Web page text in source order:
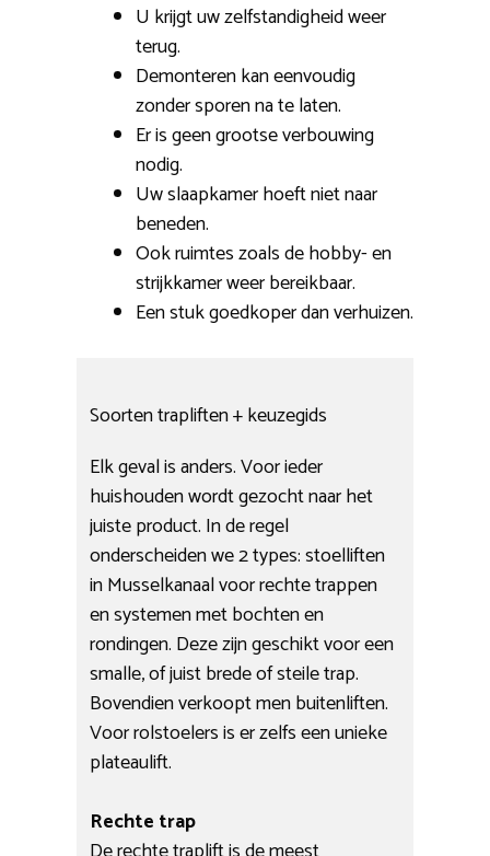
U krijgt uw zelfstandigheid weer
terug.
Demonteren kan eenvoudig
zonder sporen na te laten.
Er is geen grootse verbouwing
nodig.
Uw slaapkamer hoeft niet naar
beneden.
Ook ruimtes zoals de hobby- en
strijkkamer weer bereikbaar.
Een stuk goedkoper dan verhuizen.
Soorten trapliften + keuzegids
Elk geval is anders. Voor ieder
huishouden wordt gezocht naar het
juiste product. In de regel
onderscheiden we 2 types: stoelliften
in Musselkanaal voor rechte trappen
en systemen met bochten en
rondingen. Deze zijn geschikt voor een
smalle, of juist brede of steile trap.
Bovendien verkoopt men buitenliften.
Voor rolstoelers is er zelfs een unieke
plateaulift.
Rechte trap